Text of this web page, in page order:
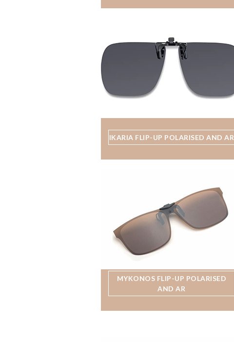
IKARIA FLIP-UP POLARISED AND AR
MYKONOS FLIP-UP POLARISED
AND AR